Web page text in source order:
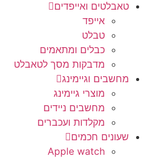
טאבלטים ואייפדים
אייפד
טבלט
כבלים ומתאמים
מדבקות מסך לטאבלט
מחשבים וגיימינג
מוצרי גיימינג
מחשבים ניידים
מקלדות ועכברים
שעונים חכמים
Apple watch